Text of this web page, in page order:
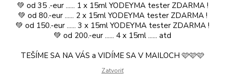
Hľadať
PLAYLIST DÁMY
💚 od 35 .-eur ...... 1 x 15ml YODEYMA tester ZDARMA !
💚 od 80.-eur ...... 2 x 15ml YODEYMA tester ZDARMA !
💚 od 150.-eur ...... 3 x 15ml YODEYMA tester ZDARMA !
💚 od 200.-eur ...... 4 x 15ml ...... atd
TEŠÍME SA NA VÁS a VIDÍME SA V MAILOCH 🩷🩷🩷
Zatvoriť